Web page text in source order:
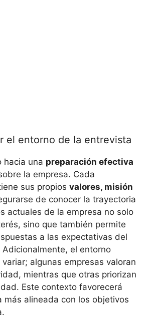
el entorno de la entrevista
hacia una preparación efectiva
la empresa.‍ Cada
sus ​propios‌ valores, misión
de conocer ‌la trayectoria
actuales ‍de⁤ la empresa no‍ solo
sino ⁤que también‍ permite
‌a las expectativas del
el entorno
⁢algunas⁤ empresas valoran
mientras que otras priorizan
​Este ‌contexto favorecerá
⁢más alineada con‍ los objetivos‍